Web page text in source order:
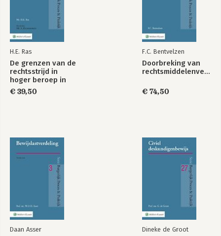
H.E. Ras
De grenzen van de
rechtsstrijd in
hoger beroep in
burgerlijke zaken
€ 39,50
F.C. Bentvelzen
Doorbreking van
rechtsmiddelenverboden
€ 74,50
Daan Asser Dineke de Groot